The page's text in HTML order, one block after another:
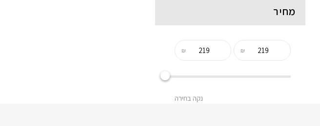
מחיר
₪
₪
נקה בחירה